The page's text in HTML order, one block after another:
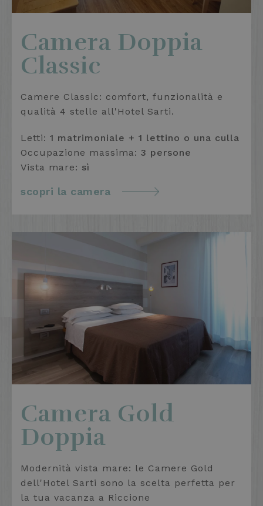
Camera Doppia
Classic
Camere Classic: comfort, funzionalità e
qualità 4 stelle all'Hotel Sarti.
Letti: 1 matrimoniale + 1 lettino o una culla
Occupazione massima: 3 persone
Vista mare: sì
scopri la camera
Camera Gold
Doppia
Modernità vista mare: le Camere Gold
dell'Hotel Sarti sono la scelta perfetta per
la tua vacanza a Riccione